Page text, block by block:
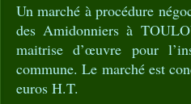
Un marché à procédure
des Amidonniers à
maitrise d’œuvre pour
commune. Le marché est
euros H.T.